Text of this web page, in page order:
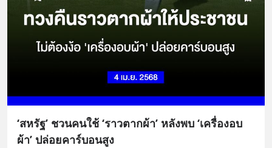
‘สหรัฐ’ ชวนคนใช้ ‘ราวตากผ้า’ หลังพบ ‘เครื่องอบ
ผ้า’ ปล่อยคาร์บอนสูง